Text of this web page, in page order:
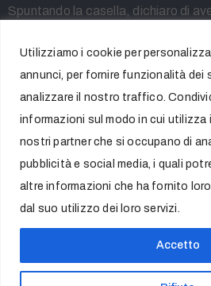
Utilizziamo i cookie per
annunci, per fornire funzionalità dei
analizzare il nostro traffico.
informazioni sul modo in cui
nostri partner che si occupano di
pubblicità e social media, i quali
altre informazioni che ha fornito
dal suo utilizzo dei loro servizi.
Accetto
Spuntando la casella, dichiaro di
UE 2016/679 (GDPR) e sottoscrivo
acconsentendo al trattamento dei
finalità indicate
di Malta 2, 00153 Roma – C.F.
diritti riservati. Designed